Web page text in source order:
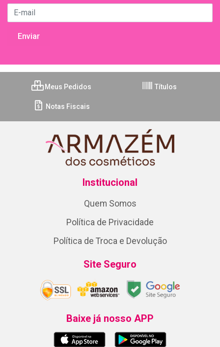
Meus Pedidos Títulos
Notas Fiscais
Institucional
Quem Somos
Política de Privacidade
Política de Troca e Devolução
Site Seguro
Baixe já nosso APP